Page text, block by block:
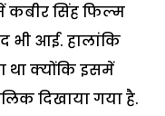
कबीर सिंह फिल्म
भी आई. हालांकि
था क्योंकि इसमें
दिखाया गया है.